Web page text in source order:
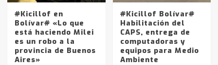
#Kicillof en
Bolívar# «Lo que
está haciendo Milei
es un robo a la
provincia de Buenos
Aires»
#Kicillof Bolívar#
Habilitación del
CAPS, entrega de
computadoras y
equipos para Medio
Ambiente